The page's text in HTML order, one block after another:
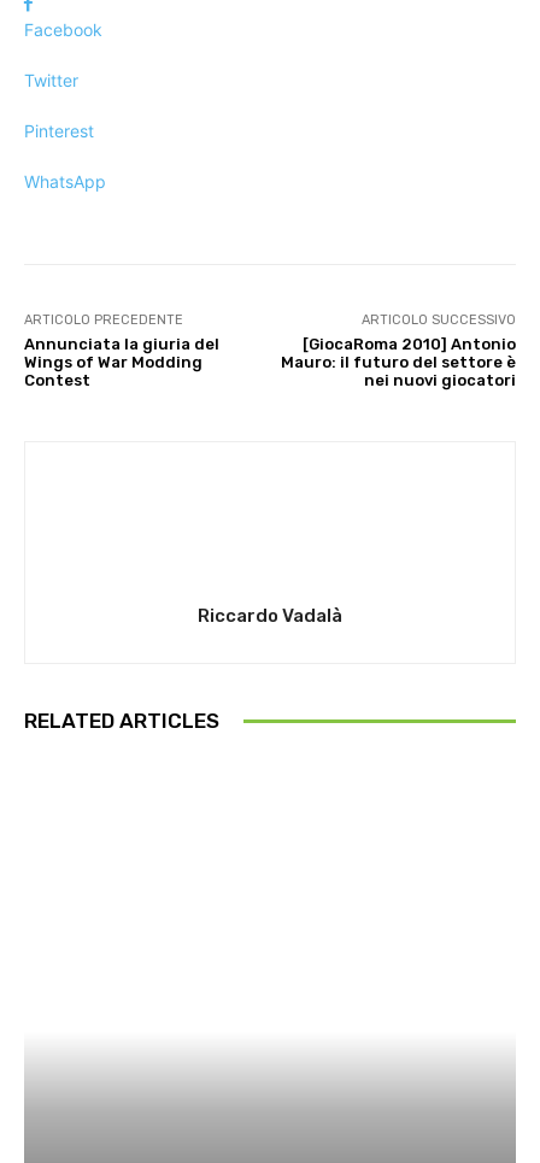
Facebook
Twitter
Pinterest
WhatsApp
ARTICOLO PRECEDENTE
Annunciata la giuria del
Wings of War Modding
Contest
ARTICOLO SUCCESSIVO
[GiocaRoma 2010] Antonio
Mauro: il futuro del settore è
nei nuovi giocatori
Riccardo Vadalà
RELATED ARTICLES